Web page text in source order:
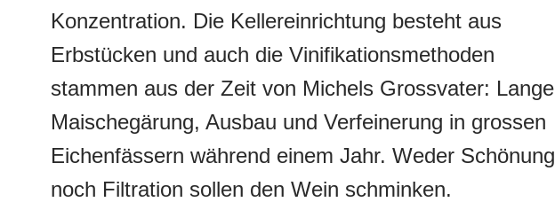
Konzentration. Die Kellereinrichtung besteht aus
Erbstücken und auch die Vinifikationsmethoden
stammen aus der Zeit von Michels Grossvater: Lange
Maischegärung, Ausbau und Verfeinerung in grossen
Eichenfässern während einem Jahr. Weder Schönung
noch Filtration sollen den Wein schminken.